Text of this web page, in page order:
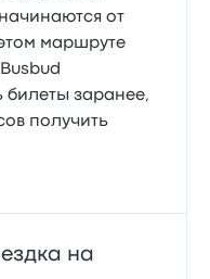
от
маршруте
билеты заранее,
получить
на